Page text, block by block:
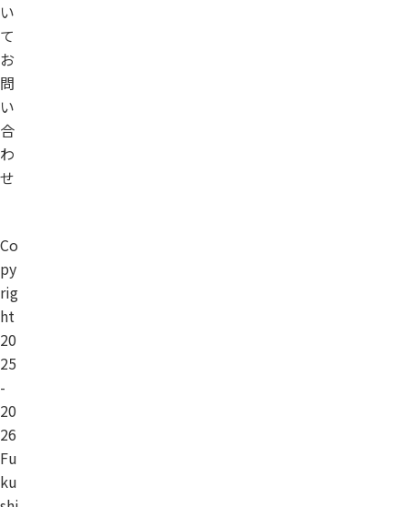
い
て
お
問
い
合
わ
せ
Co
py
rig
ht
20
25
-
20
26
Fu
ku